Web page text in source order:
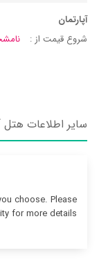
آپارتمان
شروع قیمت از :
سایر اطلاعات هتل
choose. Please
for more details.